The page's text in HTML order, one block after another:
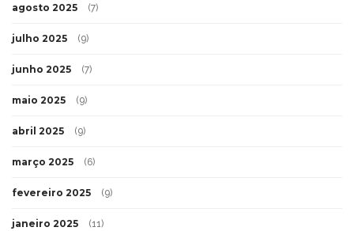
agosto 2025 (7)
julho 2025 (9)
junho 2025 (7)
maio 2025 (9)
abril 2025 (9)
março 2025 (6)
fevereiro 2025 (9)
janeiro 2025 (11)